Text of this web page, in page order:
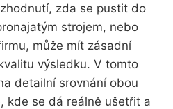
zda se pustit do
strojem, nebo
může mít zásadní
výsledku. V tomto
detailní srovnání obou
kde se dá reálně ušetřit a